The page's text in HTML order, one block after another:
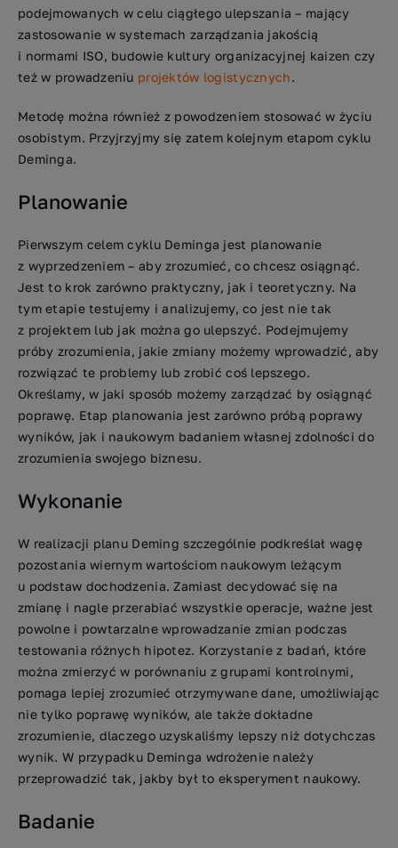
podejmowanych w celu ciągłego ulepszania – mający
zastosowanie w systemach zarządzania jakością
i normami ISO, budowie kultury organizacyjnej kaizen czy
też w prowadzeniu projektów logistycznych.
Metodę można również z powodzeniem stosować w życiu
osobistym. Przyjrzyjmy się zatem kolejnym etapom cyklu
Deminga.
Planowanie
Pierwszym celem cyklu Deminga jest planowanie
z wyprzedzeniem – aby zrozumieć, co chcesz osiągnąć.
Jest to krok zarówno praktyczny, jak i teoretyczny. Na
tym etapie testujemy i analizujemy, co jest nie tak
z projektem lub jak można go ulepszyć. Podejmujemy
próby zrozumienia, jakie zmiany możemy wprowadzić, aby
rozwiązać te problemy lub zrobić coś lepszego.
Określamy, w jaki sposób możemy zarządzać by osiągnąć
poprawę. Etap planowania jest zarówno próbą poprawy
wyników, jak i naukowym badaniem własnej zdolności do
zrozumienia swojego biznesu.
Wykonanie
W realizacji planu Deming szczególnie podkreślał wagę
pozostania wiernym wartościom naukowym leżącym
u podstaw dochodzenia. Zamiast decydować się na
zmianę i nagle przerabiać wszystkie operacje, ważne jest
powolne i powtarzalne wprowadzanie zmian podczas
testowania różnych hipotez. Korzystanie z badań, które
można zmierzyć w porównaniu z grupami kontrolnymi,
pomaga lepiej zrozumieć otrzymywane dane, umożliwiając
nie tylko poprawę wyników, ale także dokładne
zrozumienie, dlaczego uzyskaliśmy lepszy niż dotychczas
wynik. W przypadku Deminga wdrożenie należy
przeprowadzić tak, jakby był to eksperyment naukowy.
Badanie